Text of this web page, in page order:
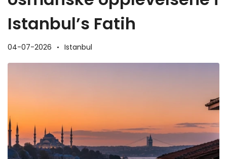
Istanbul’s Fatih
04-07-2026 Istanbul